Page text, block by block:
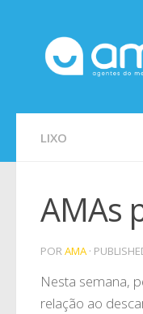
LIXO
AMAs
PORAMA ·
Nesta semana,
relação ao